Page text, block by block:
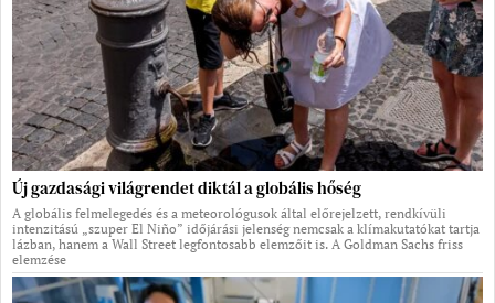
Új gazdasági világrendet diktál a globális hőség
A globális felmelegedés és a meteorológusok által előrejelzett, rendkívüli
intenzitású „szuper El Niño” időjárási jelenség nemcsak a klímakutatókat tartja
lázban, hanem a Wall Street legfontosabb elemzőit is. A Goldman Sachs friss
elemzése